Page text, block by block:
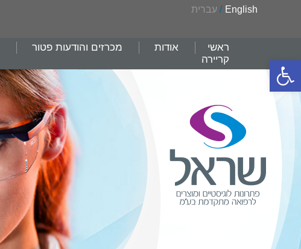
פתח סרגל נגישות
English
/ עברית
ראשי אודות מכרזים והודעות פטור
קריירה